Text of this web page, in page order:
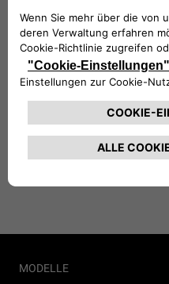
MEHR ERFAHREN
MODELLE